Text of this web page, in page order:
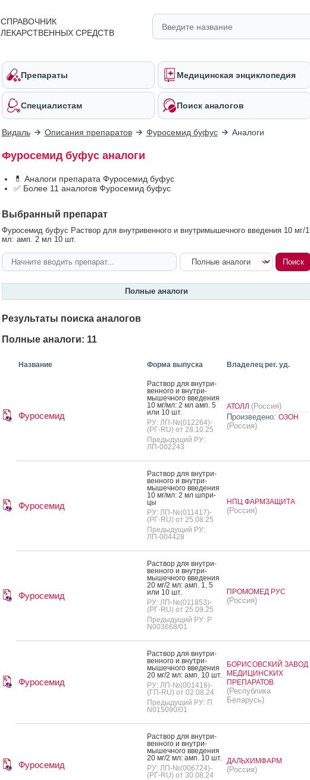
СПРАВОЧНИК
ЛЕКАРСТВЕННЫХ СРЕДСТВ
Препараты Медицинская энциклопедия
Специалистам Поиск аналогов
Видаль Описания препаратов Фуросемид буфус Аналоги
Фуросемид буфус аналоги
💊 Аналоги препарата Фуросемид буфус
✅ Более 11 аналогов Фуросемид буфус
Выбранный препарат
Фуросемид буфус Раствор для внутривенного и внутримышечного введения 10 мг/1
мл: амп. 2 мл 10 шт.
Полные аналоги
Результаты поиска аналогов
Полные аналоги: 11
Название Форма выпуска Владелец рег. уд.
Фуросемид
Рас­твор для внут­ри­
вен­но­го и внут­ри­
мышеч­но­го вве­дения
10 мг/мл: 2 мл амп. 5
или 10 шт.
РУ: ЛП-№(012264)-
(РГ-RU) от 28.10.25
Предыдущий РУ:
ЛП-002243
АТОЛЛ (Россия)
Произведено: ОЗОН
(Россия)
Фуросемид
Рас­твор для внут­ри­
вен­но­го и внут­ри­
мышеч­но­го вве­дения
10 мг/мл: 2 мл шпри­
цы
РУ: ЛП-№(011417)-
(РГ-RU) от 25.08.25
Предыдущий РУ:
ЛП-004428
НПЦ ФАРМЗАЩИТА
(Россия)
Фуросемид
Рас­твор для внут­ри­
вен­но­го и внут­ри­
мышеч­но­го вве­дения
20 мг/2 мл: амп. 1, 5
или 10 шт.
РУ: ЛП-№(011853)-
(РГ-RU) от 25.09.25
Предыдущий РУ: Р
N003668/01
ПРОМОМЕД РУС
(Россия)
Фуросемид
Рас­твор для внут­ри­
вен­но­го и внут­ри­
мышеч­но­го вве­дения
20 мг/2 мл: амп. 10 шт.
РУ: ЛП-№(001416)-
(ГП-RU) от 02.08.24
Предыдущий РУ: П
N015090/01
БОРИСОВСКИЙ ЗАВОД
МЕДИЦИНСКИХ
ПРЕПАРАТОВ
(Республика
Беларусь)
Фуросемид
Рас­твор для внут­ри­
вен­но­го и внут­ри­
мышеч­но­го вве­дения
20 мг/2 мл: амп. 10 шт.
РУ: ЛП-№(006724)-
(РГ-RU) от 30.08.24
ДАЛЬХИМФАРМ
(Россия)